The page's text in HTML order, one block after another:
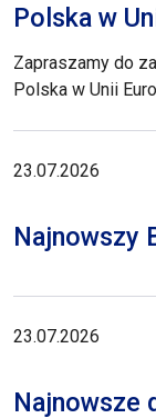
Polska w
Zapraszamy do
Polska w Unii
23.07.2026
Najnowszy
23.07.2026
Najnowsze